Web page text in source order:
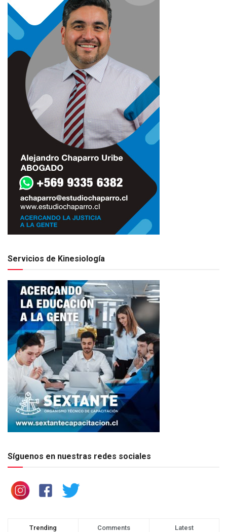
Servicios de Kinesiología
Síguenos en nuestras redes sociales
Trending Comments Latest